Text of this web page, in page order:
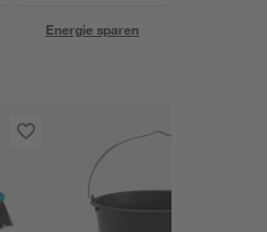
Energie sparen